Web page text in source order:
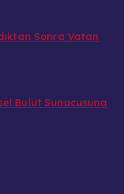
Sonra Vatan
Bulut Sunucusuna